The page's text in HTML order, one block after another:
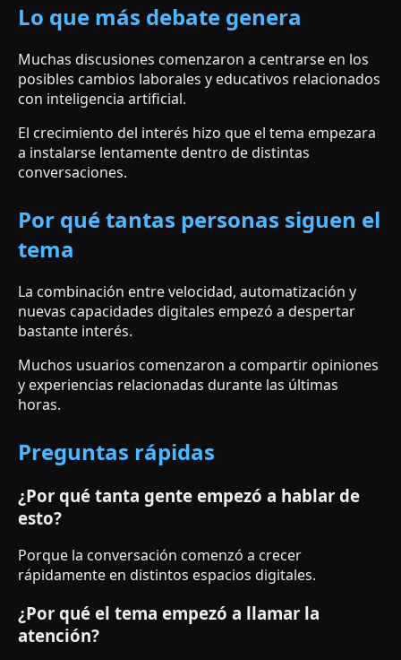
Lo que más debate genera
Muchas discusiones comenzaron a centrarse en los
posibles cambios laborales y educativos relacionados
con inteligencia artificial.
El crecimiento del interés hizo que el tema empezara
a instalarse lentamente dentro de distintas
conversaciones.
Por qué tantas personas siguen el
tema
La combinación entre velocidad, automatización y
nuevas capacidades digitales empezó a despertar
bastante interés.
Muchos usuarios comenzaron a compartir opiniones
y experiencias relacionadas durante las últimas
horas.
Preguntas rápidas
¿Por qué tanta gente empezó a hablar de
esto?
Porque la conversación comenzó a crecer
rápidamente en distintos espacios digitales.
¿Por qué el tema empezó a llamar la
atención?